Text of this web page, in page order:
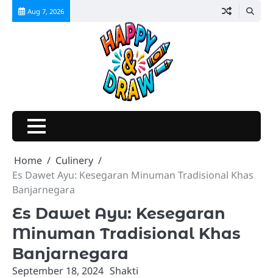
Skip
Aug 7, 2026
Home
Culinery
Es Dawet Ayu: Kesegaran Minuman Tradisional Khas
Banjarnegara
Es Dawet Ayu: Kesegaran
Minuman Tradisional Khas
Banjarnegara
September 18, 2024 Shakti